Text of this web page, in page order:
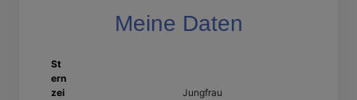
Meine Daten
St
ern
zei
Jungfrau